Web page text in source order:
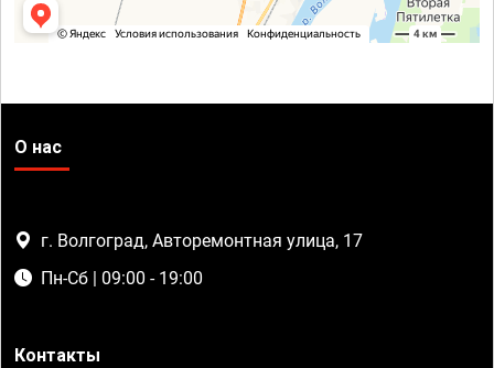
О нас
г. Волгоград, Авторемонтная улица, 17
Пн-Сб | 09:00 - 19:00
Контакты